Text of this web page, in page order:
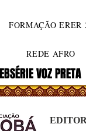
FORMAÇÃO ERER
REDE AFRO
VOZ PRETA
VOZ PRETA